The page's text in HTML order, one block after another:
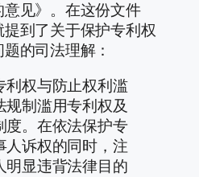
见》。在这份文件
到了关于保护专利权
的司法理解：
利权与防止权利滥
规制滥用专利权及
度。在依法保护专
人诉权的同时，注
明显违背法律目的